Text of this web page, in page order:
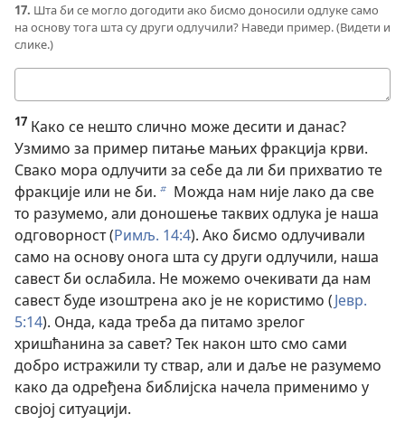
17. Шта би се могло догодити ако бисмо доносили одлуке само
на основу тога шта су други одлучили? Наведи пример. (Видети и
слике.)
одговор
17 Како се нешто слично може десити и данас?
Узмимо за пример питање мањих фракција крви.
Свако мора одлучити за себе да ли би прихватио те
фракције или не би. b Можда нам није лако да све
то разумемо, али доношење таквих одлука је наша
одговорност (Римљ. 14:4). Ако бисмо одлучивали
само на основу онога шта су други одлучили, наша
савест би ослабила. Не можемо очекивати да нам
савест буде изоштрена ако је не користимо (Јевр.
5:14). Онда, када треба да питамо зрелог
хришћанина за савет? Тек након што смо сами
добро истражили ту ствар, али и даље не разумемо
како да одређена библијска начела применимо у
својој ситуацији.